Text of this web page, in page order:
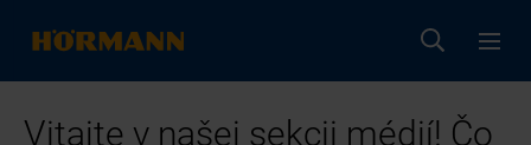
Vitajte v našej sekcii médií! Čo